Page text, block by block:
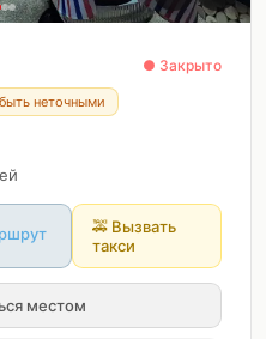
неточными
● Закрыто
🚕 Вызвать
такси
местом